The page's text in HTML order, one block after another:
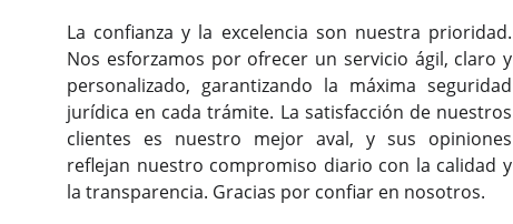
La confianza y la excelencia son nuestra prioridad.
Nos esforzamos por ofrecer un servicio ágil, claro y
personalizado, garantizando la máxima seguridad
jurídica en cada trámite. La satisfacción de nuestros
clientes es nuestro mejor aval, y sus opiniones
reflejan nuestro compromiso diario con la calidad y
la transparencia. Gracias por confiar en nosotros.